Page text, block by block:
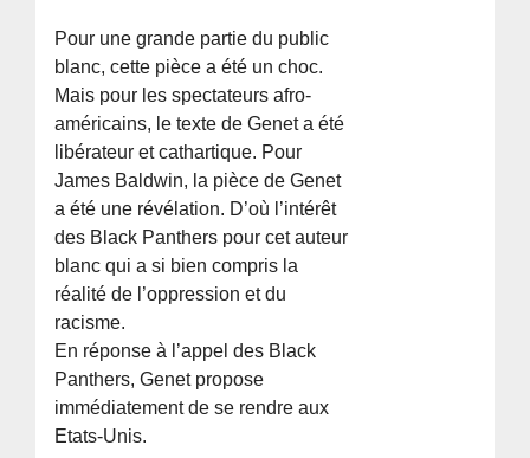
Pour une grande partie du public
blanc, cette pièce a été un choc.
Mais pour les spectateurs afro-
américains, le texte de Genet a été
libérateur et cathartique. Pour
James Baldwin, la pièce de Genet
a été une révélation. D’où l’intérêt
des Black Panthers pour cet auteur
blanc qui a si bien compris la
réalité de l’oppression et du
racisme.
En réponse à l’appel des Black
Panthers, Genet propose
immédiatement de se rendre aux
Etats-Unis.